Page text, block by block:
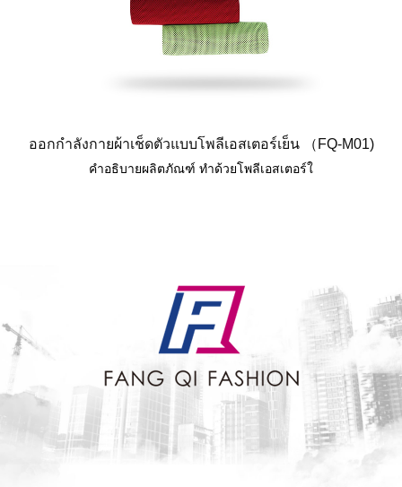
ออกกำลังกายผ้าเช็ดตัวแบบโพลีเอสเตอร์เย็น （FQ-M01)
คำอธิบายผลิตภัณฑ์ ทำด้วยโพลีเอสเตอร์ใ